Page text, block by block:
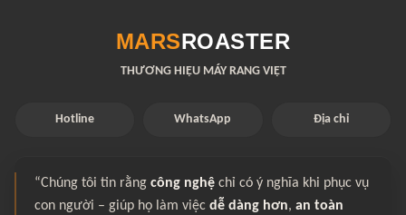
MARSROASTER
THƯƠNG HIỆU MÁY RANG VIỆT
Hotline WhatsApp Địa chỉ
“Chúng tôi tin rằng công nghệ chỉ có ý nghĩa khi phục vụ
con người – giúp họ làm việc dễ dàng hơn, an toàn